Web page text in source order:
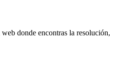
donde encontras la resolución,